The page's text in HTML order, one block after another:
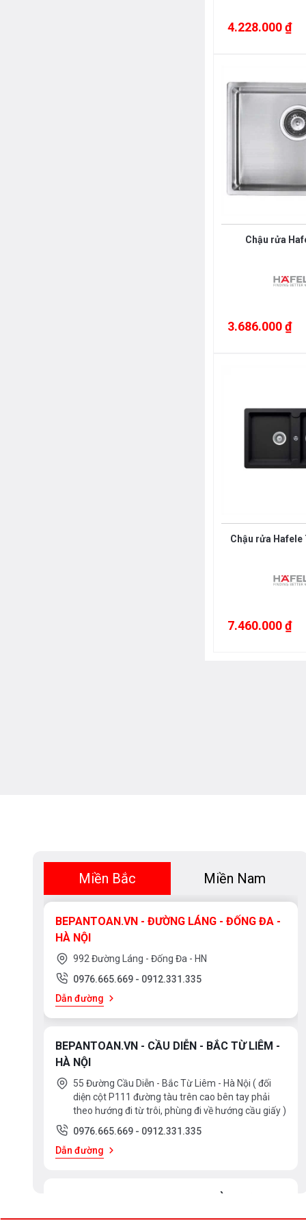
4.228.000 ₫
Chậu rửa
3.686.000 ₫
Chậu rửa Hafele
7.460.000 ₫
Miền Bắc Miền Nam
BEPANTOAN.VN - ĐƯỜNG LÁNG - ĐỐNG ĐA -
HÀ NỘI
992 Đường Láng - Đống Đa - HN
0976.665.669 - 0912.331.335
Dẫn đường
BEPANTOAN.VN - CẦU DIỄN - BẮC TỪ LIÊM -
HÀ NỘI
55 Đường Cầu Diễn - Bắc Từ Liêm - Hà Nội ( đối
diện cột P111 đường tàu trên cao bên tay phải
theo hướng đi từ trôi, phùng đi về hướng cầu giấy )
0976.665.669 - 0912.331.335
Dẫn đường
BEPANTOAN.VN - ĐẠI LA - HAI BÀ TRƯNG -